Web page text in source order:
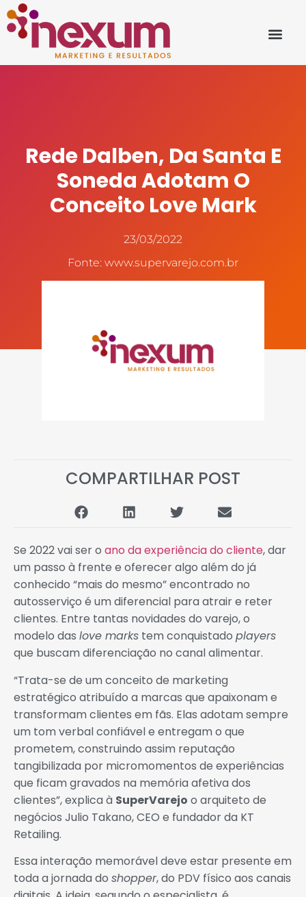
Rede Dalben, Da Santa E
Soneda Adotam O
Conceito Love Mark
23/03/2022
Fonte: www.supervarejo.com.br
COMPARTILHAR POST
Se 2022 vai ser o ano da experiência do cliente, dar
um passo à frente e oferecer algo além do já
conhecido “mais do mesmo” encontrado no
autosserviço é um diferencial para atrair e reter
clientes. Entre tantas novidades do varejo, o
modelo das love marks tem conquistado players
que buscam diferenciação no canal alimentar.
“Trata-se de um conceito de marketing
estratégico atribuído a marcas que apaixonam e
transformam clientes em fãs. Elas adotam sempre
um tom verbal confiável e entregam o que
prometem, construindo assim reputação
tangibilizada por micromomentos de experiências
que ficam gravados na memória afetiva dos
clientes”, explica à SuperVarejo o arquiteto de
negócios Julio Takano, CEO e fundador da KT
Retailing.
Essa interação memorável deve estar presente em
toda a jornada do shopper, do PDV físico aos canais